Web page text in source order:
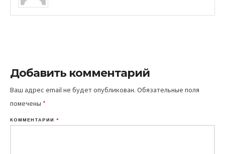
Добавить комментарий
Ваш адрес email не будет опубликован. Обязательные поля
помечены *
КОММЕНТАРИЙ *